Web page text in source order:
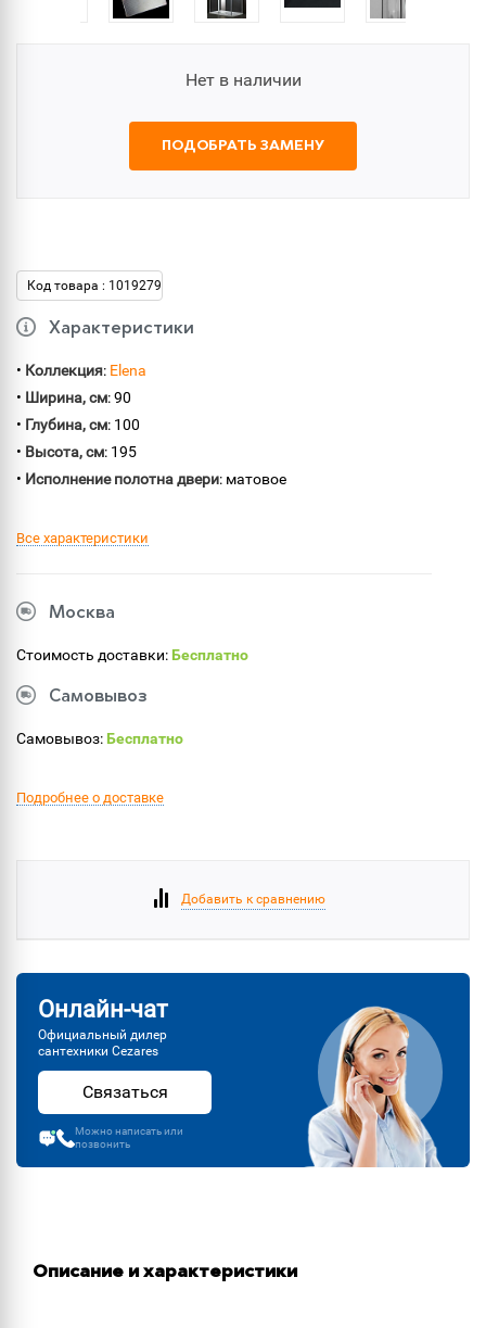
Нет в наличии
ПОДОБРАТЬ ЗАМЕНУ
Код товара : 1019279
Характеристики
• Коллекция: Elena
• Ширина, см: 90
• Глубина, см: 100
• Высота, см: 195
• Исполнение полотна двери: матовое
Все характеристики
Москва
Стоимость доставки:Бесплатно
Самовывоз
Самовывоз:Бесплатно
Подробнее о доставке
Добавить к сравнению
Онлайн-чат
Официальный дилер
сантехники Cezares
Связаться
Можно написать или
позвонить
Описание и характеристики